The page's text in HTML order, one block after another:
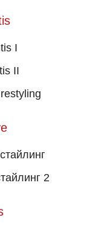
I
II
2